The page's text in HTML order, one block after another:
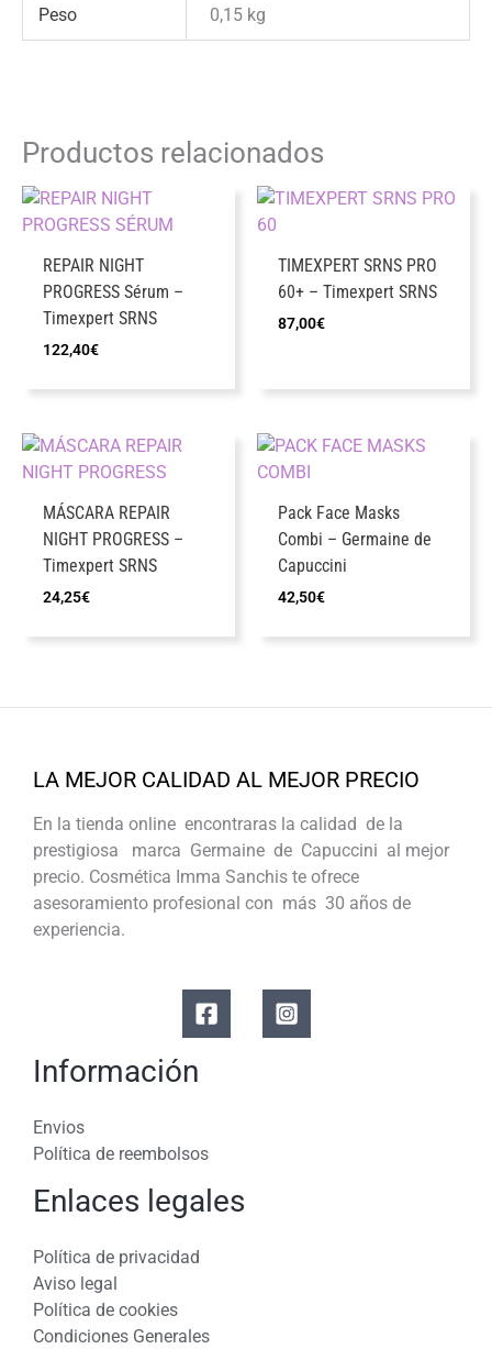
Peso 0,15 kg
Productos relacionados
REPAIR NIGHT
PROGRESS Sérum –
Timexpert SRNS
122,40€
TIMEXPERT SRNS PRO
60+ – Timexpert SRNS
87,00€
MÁSCARA REPAIR
NIGHT PROGRESS –
Timexpert SRNS
24,25€
Pack Face Masks
Combi – Germaine de
Capuccini
42,50€
LA MEJOR CALIDAD AL MEJOR PRECIO
En la tienda online encontraras la calidad de la
prestigiosa marca Germaine de Capuccini al mejor
precio. Cosmética Imma Sanchis te ofrece
asesoramiento profesional con más 30 años de
experiencia.
Información
Envios
Política de reembolsos
Enlaces legales
Política de privacidad
Aviso legal
Política de cookies
Condiciones Generales